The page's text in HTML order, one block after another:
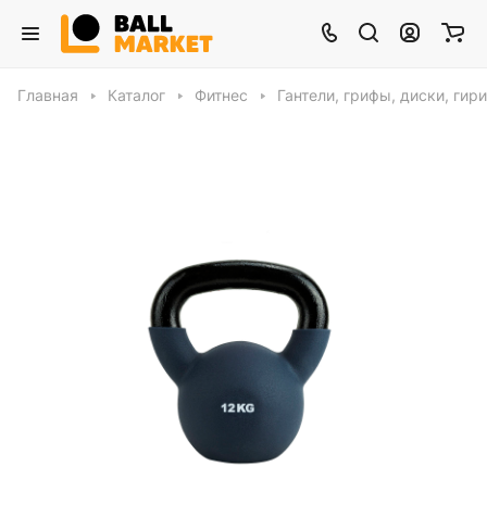
Главная Каталог Фитнес Гантели, грифы, диски, гири